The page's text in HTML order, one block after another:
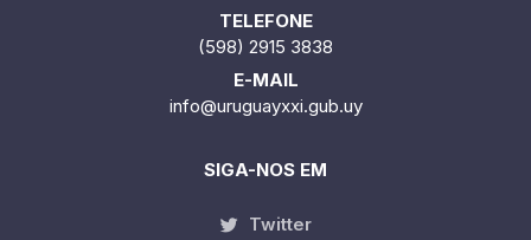
TELEFONE
(598) 2915 3838
E-MAIL
info@uruguayxxi.gub.uy
SIGA-NOS EM
Twitter